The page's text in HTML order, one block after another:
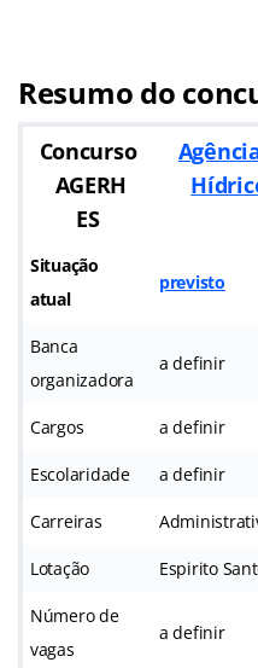
Resumo do
Concurso
AGERH
ES
Situação
atual
previsto
Banca
organizadora
a definir
Cargos a definir
Escolaridade a definir
Carreiras
Lotação Espirito
Número de
vagas
a definir